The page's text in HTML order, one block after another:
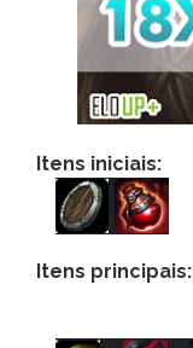
Itens iniciais:
Itens principais: